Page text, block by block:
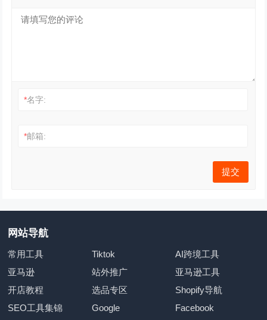
*名字:
*邮箱:
网站导航
常用工具 Tiktok
AI跨境工具
亚马逊
站外推广
亚马逊工具
开店教程
选品专区
Shopify导航
SEO工具集锦
Google
Facebook